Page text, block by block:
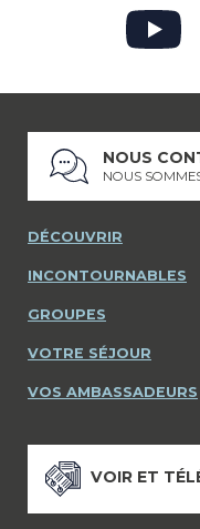
NOUS
NOUS
DÉCOUVRIR
INCONTOURNABLES
GROUPES
VOTRE SÉJOUR
VOS AMBASSADEURS
VOIR ET